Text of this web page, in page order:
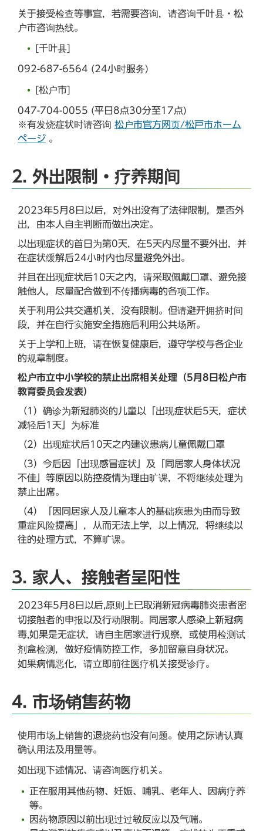
关于接受检查等事宜，若需要咨询，请咨询千叶县・松
户市咨询热线。
[千叶县]
092-687-6564 (24小时服务)
[松户市]
047-704-0055 (平日8点30分至17点)
※有发烧症状时请咨询 松户市官方网页/松戸市ホーム
ページ 。
2. 外出限制・疗养期间
2023年5月8日以后，对外出没有了法律限制，是否外
出，由本人自主判断而做出决定。
以出现症状的首日为第0天，在5天内尽量不要外出，并
在症状缓解后24小时内也尽量避免外出。
并且在出现症状后10天之内，请采取佩戴口罩、避免接
触他人，尽量配合做到不传播病毒的各项工作。
关于利用公共交通机关，没有限制。但请避开拥挤时间
段，并在自行实施安全措施后利用公共场所。
关于上学和上班，请在恢复健康后，遵守学校与各企业
的规章制度。
松户市立中小学校的禁止出席相关处理（5月8日松户市
教育委员会发表）
（1）确诊为新冠肺炎的儿童以「出现症状后5天，症状
减轻后1天」为标准
（2）出现症状后10天之内建议患病儿童佩戴口罩
（3）今后因「出现感冒症状」及「同居家人身体状况
不佳」等原因以防控疫情为理由旷课，不将继续处理为
禁止出席。
（4）「因同居家人及儿童本人的基础疾患为由而导致
重症风险提高」，从而无法上学，以上情况，将继续以
往的处理方式，不算旷课。
3. 家人、接触者呈阳性
2023年5月8日以后,原则上已取消新冠病毒肺炎患者密
切接触者的申报以及行动限制。同居家人感染上新冠病
毒,如果是无症状，请自主居家进行观察，或使用检测试
剂盒检测，做好疫情防控工作，多加留意自身状况。
如果病情恶化，请立即前往医疗机关接受诊疗。
4. 市场销售药物
使用市场上销售的退烧药也没有问题。使用之际请认真
确认用法及用量等。
如出现下述情况、请咨询医疗机关。
正在服用其他药物、妊娠、哺乳、老年人、因病疗养
等。
因药物原因以前出现过过敏反应以及气喘。